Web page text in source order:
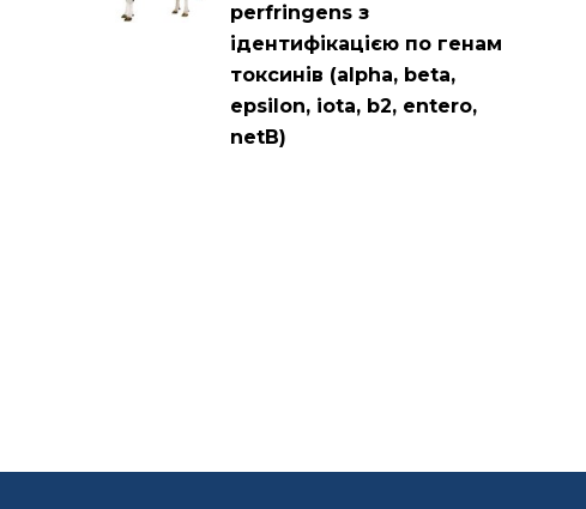
perfringens з
ідентифікацією по генам
токсинів (alpha, beta,
epsilon, iota, b2, entero,
netB)